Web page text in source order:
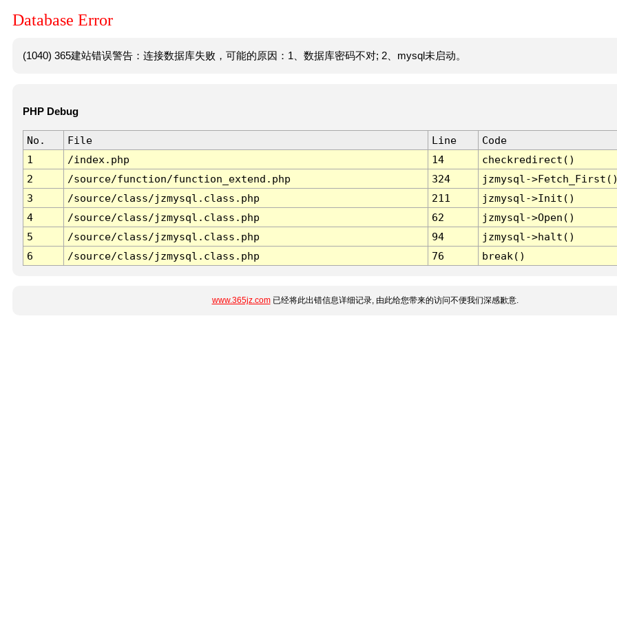
Database Error
(1040) 365建站错误警告：连接数据库失败，可能的原因：1、数据库密码不对; 2、mysql未启动。
PHP Debug
No. File Line
Code
1
/index.php 14
checkredirect()
2
/source/function/function_extend.php 324
jzmysql-
3
/source/class/jzmysql.class.php 211
jzmysql->Init()
4
/source/class/jzmysql.class.php 62
jzmysql->Open()
5
/source/class/jzmysql.class.php 94
jzmysql->halt()
6
/source/class/jzmysql.class.php 76 break()
www.365jz.com已经将此出错信息详细记录, 由此给您带来的访问不便我们深感歉意.